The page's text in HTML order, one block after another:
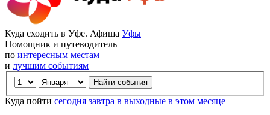
Куда сходить в Уфе. Афиша Уфы
Помощник и путеводитель
по интересным местам
и лучшим событиям
Куда пойти сегодня завтра в выходные в этом месяце